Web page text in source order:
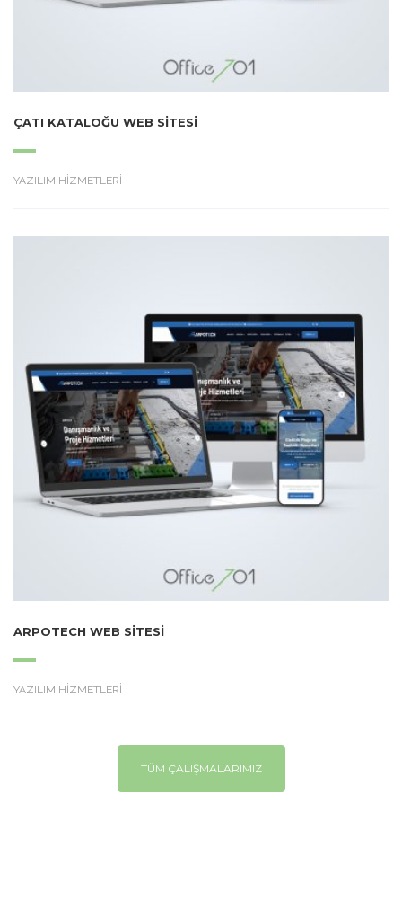
ÇATI KATALOĞU WEB SITESI
YAZILIM HİZMETLERİ
ARPOTECH WEB SITESI
YAZILIM HİZMETLERİ
TÜM ÇALIŞMALARIMIZ